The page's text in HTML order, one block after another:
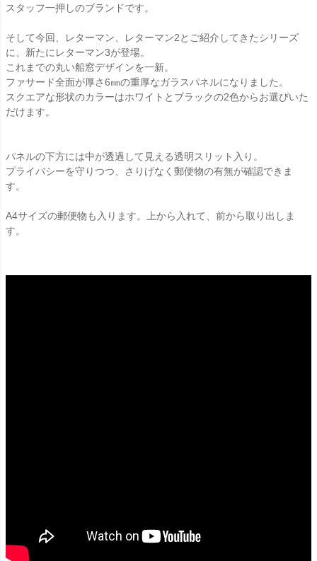
スタッフ一押しのブランドです。
そして今回、レターマン、レターマン2とご紹介してきたシリーズ
に、新たにレターマン3が登場。
これまでの丸い船窓デザインを一新。
ファサード全面が厚さ6㎜の重厚なガラスパネルになりました。
スクエアな形状のカラーはホワイトとブラックの2色からお選びいた
だけます。
パネルの下方には中が透過して見える透明スリット入り。
プライバシーを守りつつ、さりげなく郵便物の有無が確認できま
す。
A4サイズの郵便物も入ります。上から入れて、前から取り出しま
す。